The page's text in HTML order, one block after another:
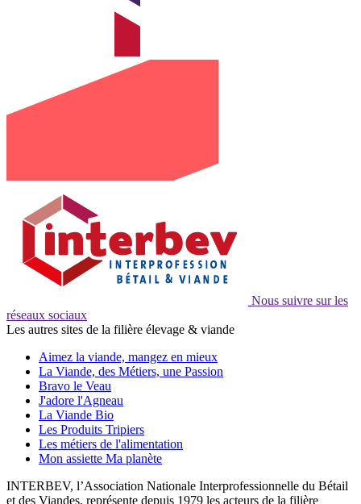
Nous suivre sur les
réseaux sociaux
Les autres sites de la filière élevage & viande
Aimez la viande, mangez en mieux
La Viande, des Métiers, une Passion
Bravo le Veau
J'adore l'Agneau
La Viande Bio
Les Produits Tripiers
Les métiers de l'alimentation
Mon assiette Ma planète
INTERBEV, l’Association Nationale Interprofessionnelle du Bétail
et des Viandes, représente depuis 1979 les acteurs de la filière